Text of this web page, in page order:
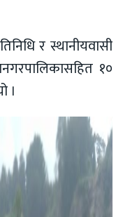
र स्थानीयवासी
१०
।